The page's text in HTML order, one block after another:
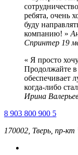
ребята, очень
буду
компанию!
Спринтер 19
Я просто
Продолжайте
обеспечивает
когда-либо
Ирина
8 903 800 900 5
170002, Тверь, пр-кт